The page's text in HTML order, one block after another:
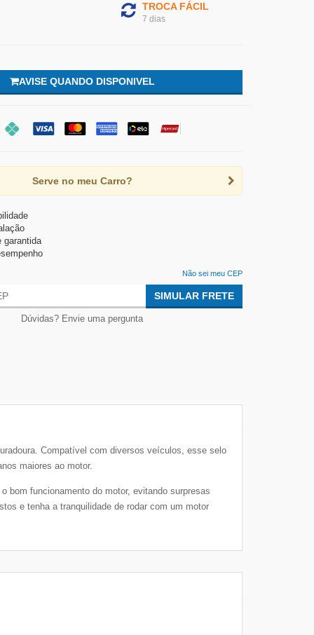
TROCA FÁCIL
7 dias
AVISE QUANDO DISPONIVEL
Serve no meu Carro?
garantida
Não sei meu CEP
SIMULAR FRETE
Dúvidas? Envie uma pergunta
Compatível com diversos veículos, esse selo
maiores ao motor.
bom funcionamento do motor, evitando surpresas
e tenha a tranquilidade de rodar com um motor